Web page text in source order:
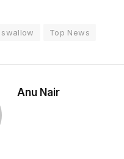
swallow Top News
Anu Nair